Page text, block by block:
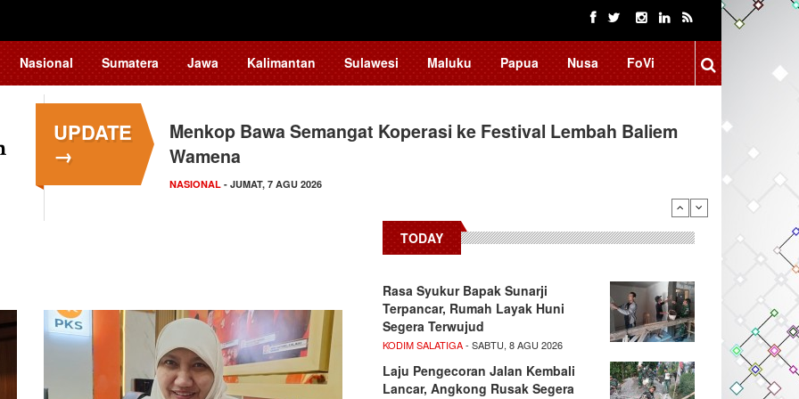
Nasional Sumatera Jawa Kalimantan Sulawesi Maluku Papua Nusa FoVi
UPDATE
→
Menkop Bawa Semangat Koperasi ke Festival Lembah Baliem
Wamena
NASIONAL - JUMAT, 7 AGU 2026
TODAY
Rasa Syukur Bapak Sunarji
Terpancar, Rumah Layak Huni
Segera Terwujud
KODIM SALATIGA- SABTU, 8 AGU 2026
Laju Pengecoran Jalan Kembali
Lancar, Angkong Rusak Segera